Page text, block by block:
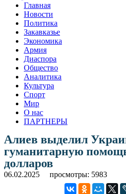
Главная
Новости
Политика
Закавказье
Экономика
Армия
Диаспора
Общество
Аналитика
Культура
Спорт
Мир
О нас
ПАРТНЕРЫ
Алиев выделил
гуманитарную
долларов
06.02.2025 просмотры: 5983